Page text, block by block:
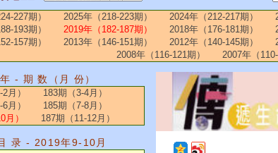
227期） 2025年（218-223期） 2024年（212-217期）
193期）
2019年（182-187期） 2018年（176-181期）
157期）
2013年（146-151期） 2012年（140-145期）
2008年（116-121期）
2007年（110-
- 期 数（月 份）
月）
183期（3-4月）
月）
185期（7-8月）
月）
187期（11-12月）
录 - 2019年9-10月